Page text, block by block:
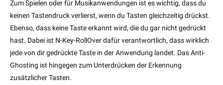
Zum Spielen oder für Musikanwendungen ist es wichtig, dass du
keinen Tastendruck verlierst, wenn du Tasten gleichzeitig drückst.
Ebenso, dass keine Taste erkannt wird, die du gar nicht gedrückt
hast. Dabei ist N-Key-RollOver dafür verantwortlich, dass wirklich
jede von dir gedrückte Taste in der Anwendung landet. Das Anti-
Ghosting ist hingegen zum Unterdrücken der Erkennung
zusätzlicher Tasten.